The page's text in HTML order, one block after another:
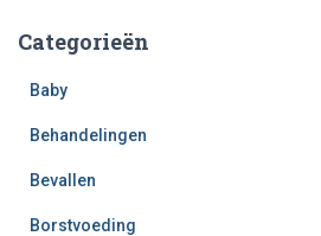
Categorieën
Baby
Behandelingen
Bevallen
Borstvoeding